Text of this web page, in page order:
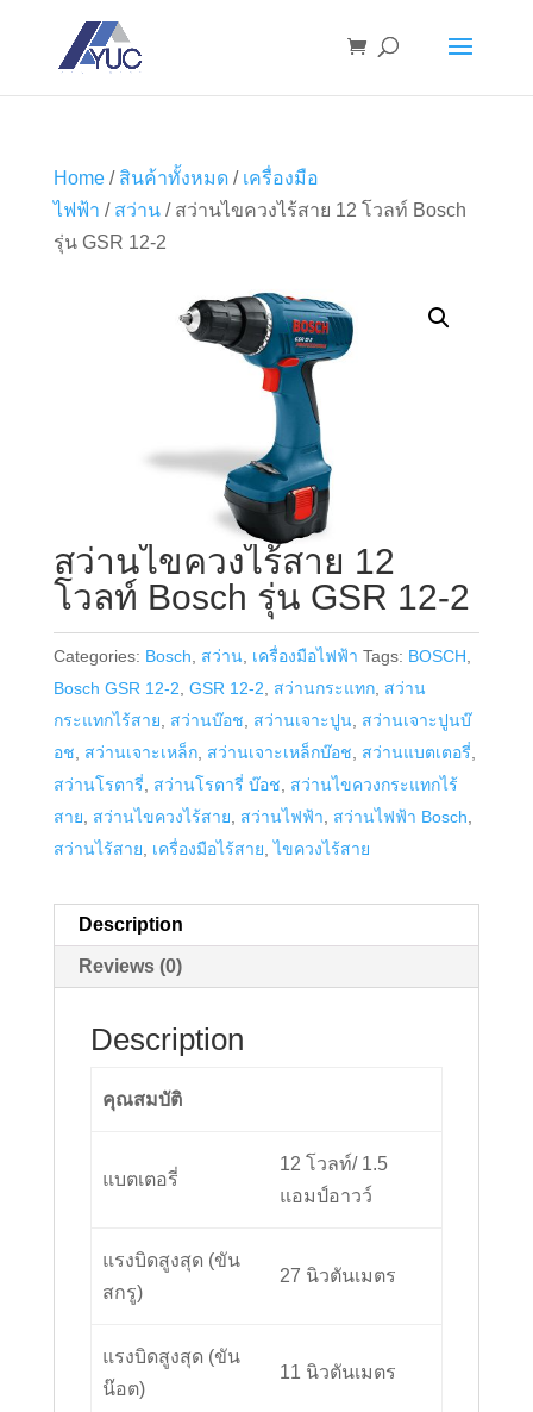
Home/ สินค้าทั้งหมด/ เครื่องมือ
ไฟฟ้า / สว่าน/ สว่านไขควงไร้สาย 12 โวลท์ Bosch
รุ่น GSR 12-2
สว่านไขควงไร้สาย 12
โวลท์ Bosch รุ่น GSR 12-2
Categories: Bosch สว่าน, เครื่องมือไฟฟ้า Tags: BOSCH
Bosch GSR 12-2 GSR 12-2 สว่านกระแทก, สว่าน
กระแทกไร้สาย
สว่านบ๊อช สว่านเจาะปูน, สว่านเจาะปูนบ๊
อช
สว่านเจาะเหล็ก, สว่านเจาะเหล็กบ๊อช สว่านแบตเตอรี่
สว่านโรตารี่
สว่านโรตารี่ บ๊อช
สว่านไขควงกระแทกไร้
สาย
สว่านไขควงไร้สาย สว่านไฟฟ้า สว่านไฟฟ้า Bosch
สว่านไร้สาย
เครื่องมือไร้สาย ,ไขควงไร้สาย
Description
Reviews (0)
Description
คุณสมบัติ
แบตเตอรี่
12 โวลท์/ 1.5
แอมป์อาวว์
แรงบิดสูงสุด (ขัน
สกรู)
27 นิวตันเมตร
แรงบิดสูงสุด (ขัน
น๊อต)
11 นิวตันเมตร